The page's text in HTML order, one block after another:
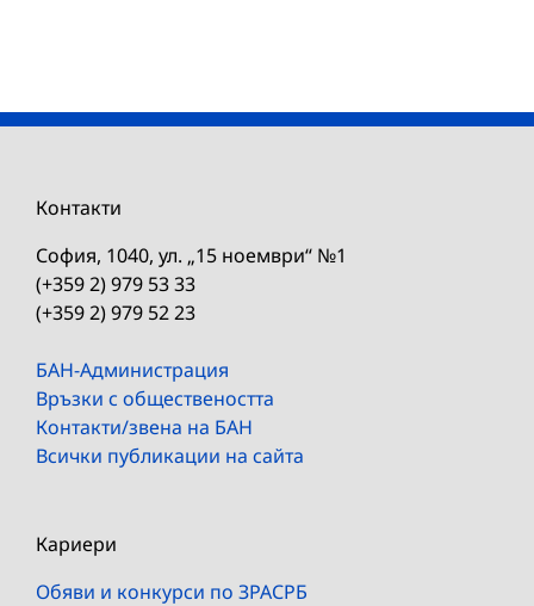
Контакти
София, 1040, ул. „15 ноември“ №1
(+359 2) 979 53 33
(+359 2) 979 52 23
БАН-Администрация
Връзки с обществеността
Контакти/звена на БАН
Всички публикации на сайта
Кариери
Обяви и конкурси по ЗРАСРБ